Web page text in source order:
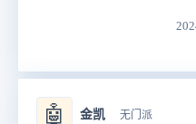
🤖 金凯 无门派